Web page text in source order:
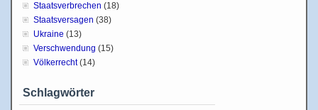
Staatsverbrechen (18)
Staatsversagen (38)
Ukraine (13)
Verschwendung (15)
Völkerrecht(14)
Schlagwörter